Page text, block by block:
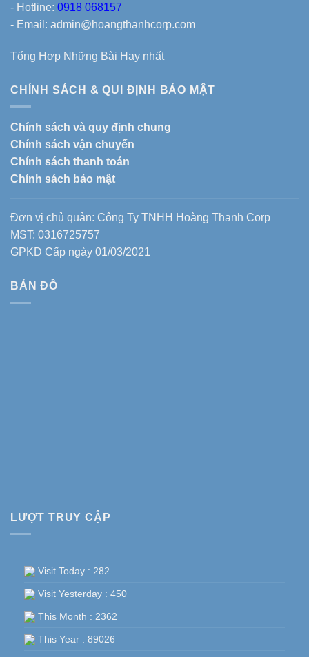
- Hotline: 0918 068157
- Email: admin@hoangthanhcorp.com
Tổng Hợp Những Bài Hay nhất
CHÍNH SÁCH & QUI ĐỊNH BẢO MẬT
Chính sách và quy định chung
Chính sách vận chuyển
Chính sách thanh toán
Chính sách bảo mật
Đơn vị chủ quản: Công Ty TNHH Hoàng Thanh Corp
MST: 0316725757
GPKD Cấp ngày 01/03/2021
BẢN ĐỒ
LƯỢT TRUY CẬP
Visit Today : 282
Visit Yesterday : 450
This Month : 2362
This Year : 89026